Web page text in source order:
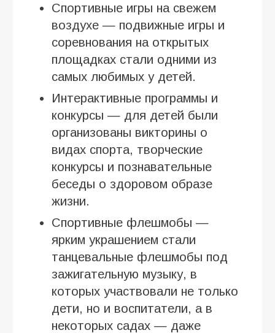
Спортивные игры на свежем
воздухе — подвижные игры и
соревнования на открытых
площадках стали одними из
самых любимых у детей.
Интерактивные программы и
конкурсы — для детей были
организованы викторины о
видах спорта, творческие
конкурсы и познавательные
беседы о здоровом образе
жизни.
Спортивные флешмобы —
ярким украшением стали
танцевальные флешмобы под
зажигательную музыку, в
которых участвовали не только
дети, но и воспитатели, а в
некоторых садах — даже